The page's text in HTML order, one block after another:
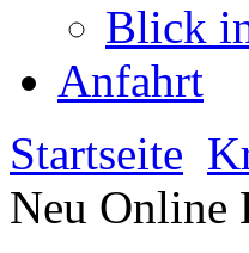
Blick
Anfahrt
Startseite
Neu Online